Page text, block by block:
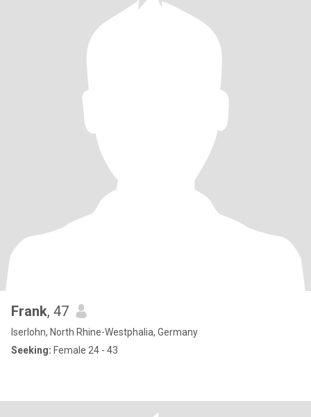
Frank, 47
Iserlohn, North Rhine-Westphalia, Germany
Seeking: Female 24 - 43